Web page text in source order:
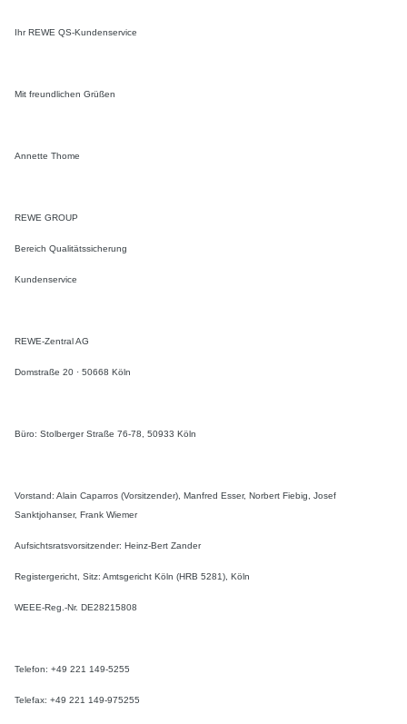
Ihr REWE QS-Kundenservice
Mit freundlichen Grüßen
Annette Thome
REWE GROUP
Bereich Qualitätssicherung
Kundenservice
REWE-Zentral AG
Domstraße 20 · 50668 Köln
Büro: Stolberger Straße 76-78, 50933 Köln
Vorstand: Alain Caparros (Vorsitzender), Manfred Esser, Norbert Fiebig, Josef
Sanktjohanser, Frank Wiemer
Aufsichtsratsvorsitzender: Heinz-Bert Zander
Registergericht, Sitz: Amtsgericht Köln (HRB 5281), Köln
WEEE-Reg.-Nr. DE28215808
Telefon: +49 221 149-5255
Telefax: +49 221 149-975255